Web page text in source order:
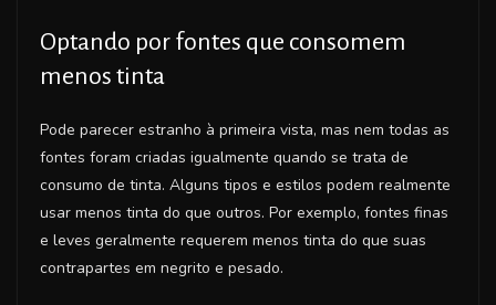
Optando por fontes que consomem
menos tinta
Pode parecer estranho à primeira vista, mas nem todas as
fontes foram criadas igualmente quando se trata de
consumo de tinta. Alguns tipos e estilos podem realmente
usar menos tinta do que outros. Por exemplo, fontes finas
e leves geralmente requerem menos tinta do que suas
contrapartes em negrito e pesado.